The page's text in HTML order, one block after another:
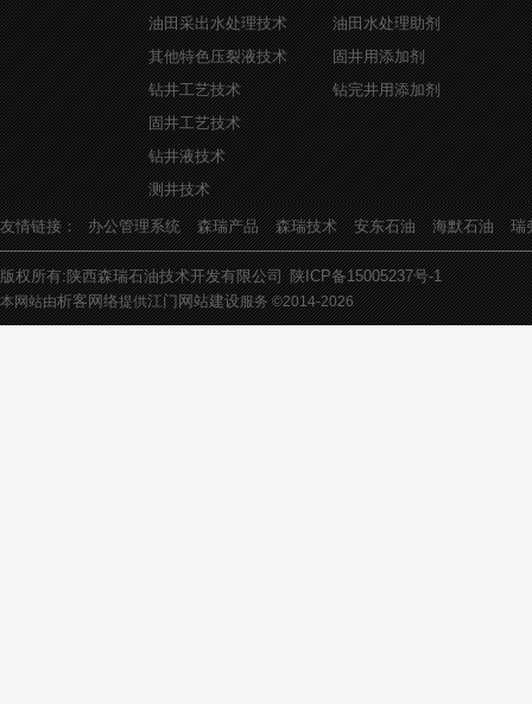
油田采出水处理技术
其他特色压裂液技术
钻井工艺技术
固井工艺技术
钻井液技术
测井技术
油田水处理助剂
固井用添加剂
钻完井用添加剂
友情链接： 办公管理系统 森瑞产品 森瑞技术 安东石油 海默石油 瑞
版权所有:陕西森瑞石油技术开发有限公司 陕ICP备15005237号-1
本网站由析客网络提供江门网站建设服务 ©2014-2026